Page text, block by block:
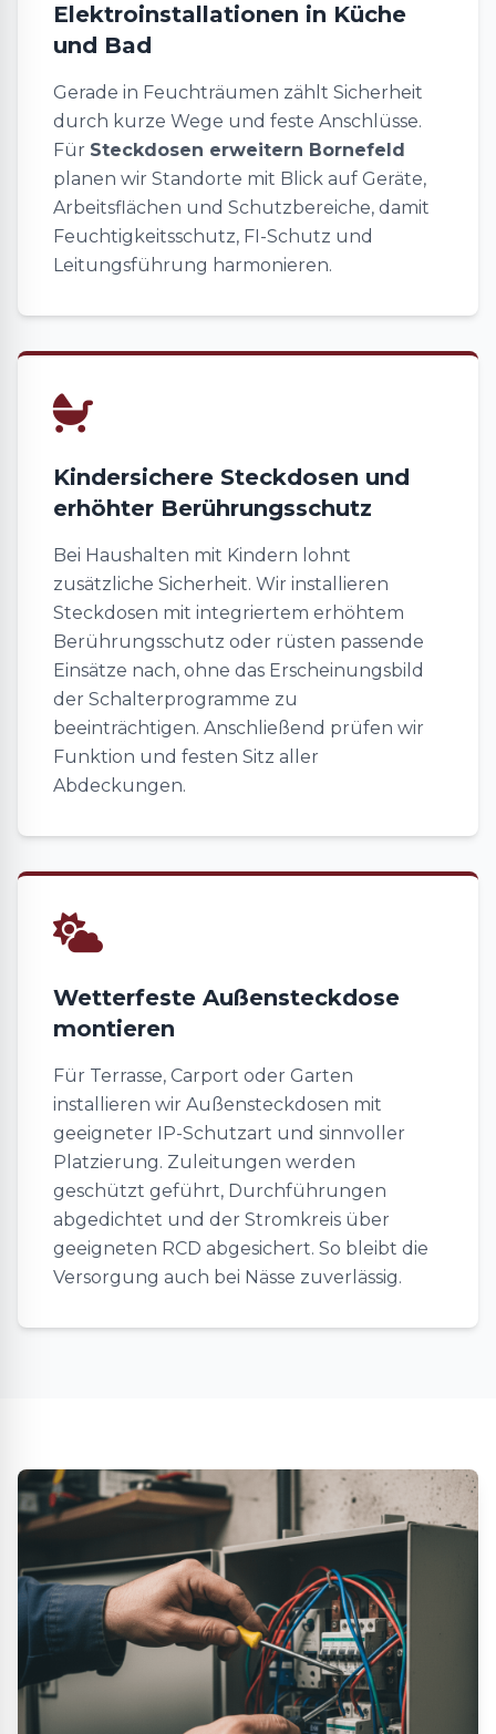
Elektroinstallationen in Küche
und Bad
Gerade in Feuchträumen zählt Sicherheit
durch kurze Wege und feste Anschlüsse.
Für Steckdosen erweitern Bornefeld
planen wir Standorte mit Blick auf Geräte,
Arbeitsflächen und Schutzbereiche, damit
Feuchtigkeitsschutz, FI-Schutz und
Leitungsführung harmonieren.
Kindersichere Steckdosen und
erhöhter Berührungsschutz
Bei Haushalten mit Kindern lohnt
zusätzliche Sicherheit. Wir installieren
Steckdosen mit integriertem erhöhtem
Berührungsschutz oder rüsten passende
Einsätze nach, ohne das Erscheinungsbild
der Schalterprogramme zu
beeinträchtigen. Anschließend prüfen wir
Funktion und festen Sitz aller
Abdeckungen.
Wetterfeste Außensteckdose
montieren
Für Terrasse, Carport oder Garten
installieren wir Außensteckdosen mit
geeigneter IP-Schutzart und sinnvoller
Platzierung. Zuleitungen werden
geschützt geführt, Durchführungen
abgedichtet und der Stromkreis über
geeigneten RCD abgesichert. So bleibt die
Versorgung auch bei Nässe zuverlässig.